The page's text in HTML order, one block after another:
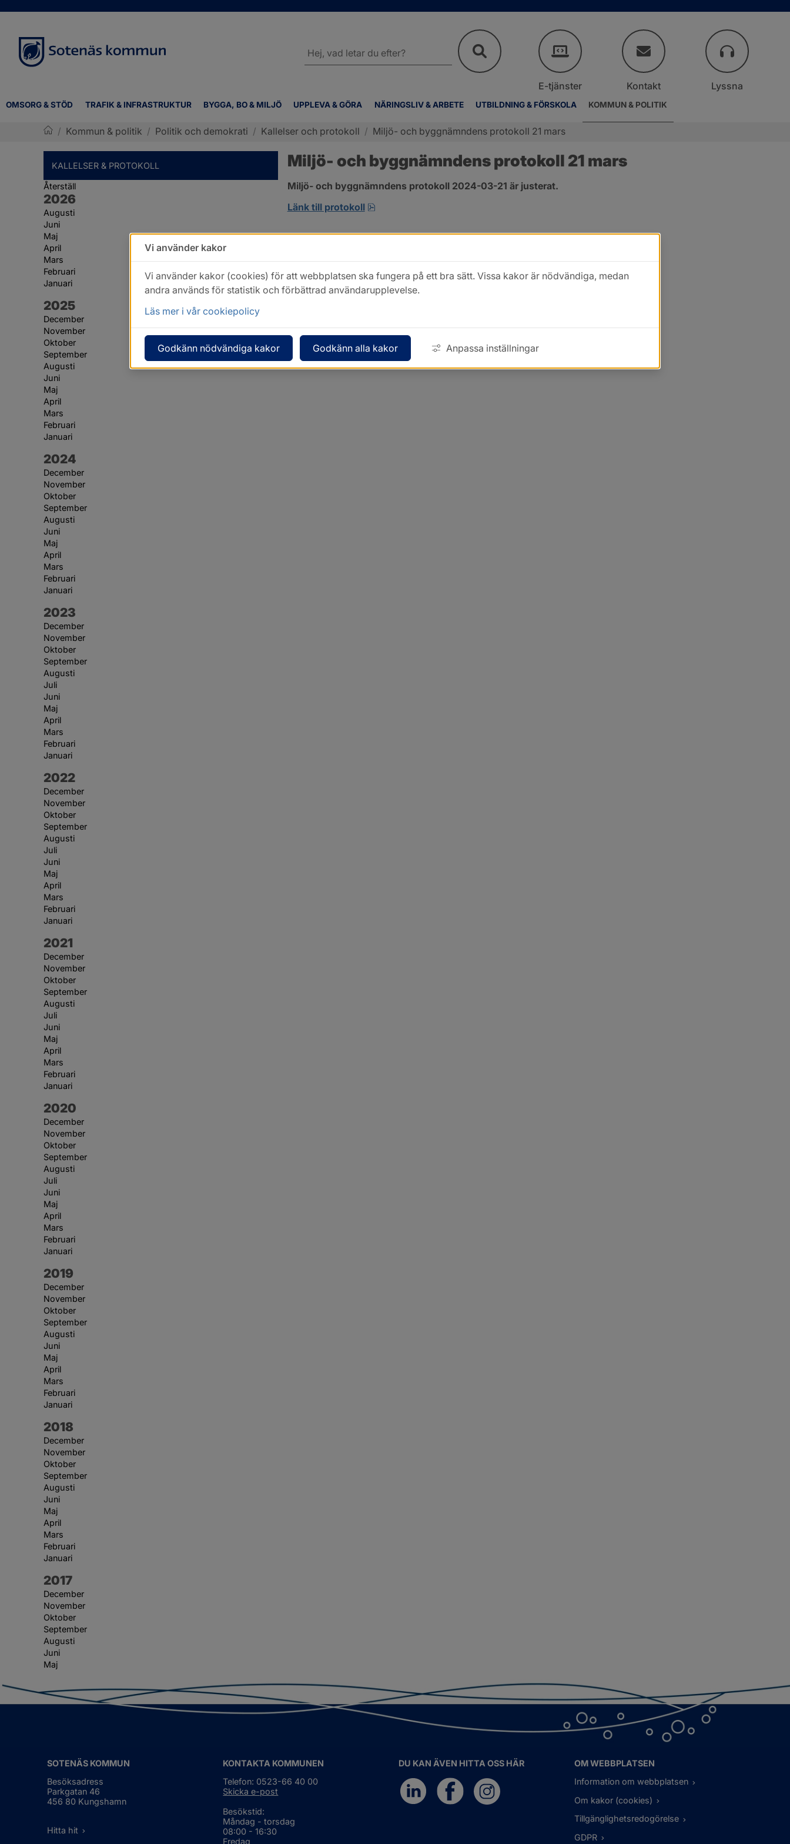
OMSORG & STÖD TRAFIK & INFRASTRUKTUR BYGGA, BO & MILJÖ UPPLEVA & GÖRA NÄRINGSLIV & ARBETE UTBILDNING & FÖRSKOLA KOMMUN & POLITIK
webbplatsen
E-tjänster Kontakt Lyssna
/ Kommun & politik / Politik och demokrati / Kallelser och protokoll / Miljö- och byggnämndens protokoll 21 mars
KALLELSER & PROTOKOLL
Återställ
År:
2026
Augusti
Juni
Maj
April
Mars
Februari
Januari
År:
2025
December
November
Oktober
September
Augusti
Juni
Maj
April
Mars
Februari
Januari
År:
2024
December
November
Oktober
September
Augusti
Juni
Maj
April
Mars
Februari
Januari
År:
2023
December
November
Oktober
September
Augusti
Juli
Juni
Maj
April
Mars
Februari
Januari
År:
2022
December
November
Oktober
September
Augusti
Juli
Juni
Maj
April
Mars
Februari
Januari
År:
2021
December
November
Oktober
September
Augusti
Juli
Juni
Maj
April
Mars
Februari
Januari
År:
2020
December
November
Oktober
September
Augusti
Juli
Juni
Maj
April
Mars
Februari
Januari
År:
2019
December
November
Oktober
September
Augusti
Juni
Maj
April
Mars
Februari
Januari
År:
2018
December
November
Oktober
September
Augusti
Juni
Maj
April
Mars
Februari
Januari
År:
2017
December
November
Oktober
September
Augusti
Juni
Maj
Miljö- och byggnämndens protokoll 21 mars
Miljö- och byggnämndens protokoll 2024-03-21 är justerat.
Länk till protokoll
pdf, 572.3 kB, öppnas i nytt fönster.
SOTENÄS KOMMUN
Besöksadress
Parkgatan 46
456 80 Kungshamn
Hitta hit
KONTAKTA KOMMUNEN
Telefon: 0523-66 40 00
Skicka e-post
Besökstid:
Måndag - torsdag
08:00 - 16:30
Fredag
DU KAN ÄVEN HITTA OSS HÄR
OM WEBBPLATSEN
Information om webbplatsen
Om kakor (cookies)
Tillgänglighetsredogörelse
GDPR
Vi använder kakor
Vi använder kakor (cookies) för att webbplatsen ska fungera på ett bra sätt. Vissa kakor är nödvändiga, medan
andra används för statistik och förbättrad användarupplevelse.
Läs mer i vår cookiepolicy
Godkänn nödvändiga kakor Godkänn alla kakor Anpassa inställningar